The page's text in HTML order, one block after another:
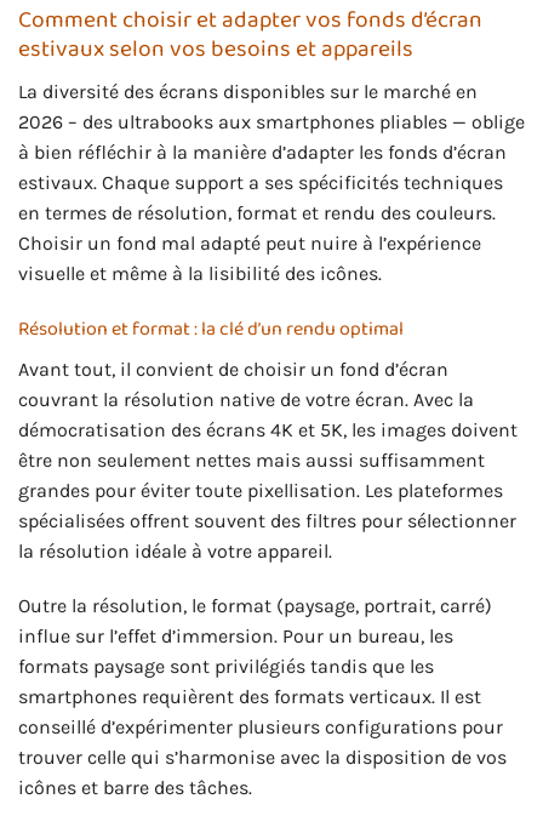
Comment choisir et adapter vos fonds d’écran
estivaux selon vos besoins et appareils
La diversité des écrans disponibles sur le marché en
2026 – des ultrabooks aux smartphones pliables — oblige
à bien réfléchir à la manière d’adapter les fonds d’écran
estivaux. Chaque support a ses spécificités techniques
en termes de résolution, format et rendu des couleurs.
Choisir un fond mal adapté peut nuire à l’expérience
visuelle et même à la lisibilité des icônes.
Résolution et format : la clé d’un rendu optimal
Avant tout, il convient de choisir un fond d’écran
couvrant la résolution native de votre écran. Avec la
démocratisation des écrans 4K et 5K, les images doivent
être non seulement nettes mais aussi suffisamment
grandes pour éviter toute pixellisation. Les plateformes
spécialisées offrent souvent des filtres pour sélectionner
la résolution idéale à votre appareil.
Outre la résolution, le format (paysage, portrait, carré)
influe sur l’effet d’immersion. Pour un bureau, les
formats paysage sont privilégiés tandis que les
smartphones requièrent des formats verticaux. Il est
conseillé d’expérimenter plusieurs configurations pour
trouver celle qui s’harmonise avec la disposition de vos
icônes et barre des tâches.